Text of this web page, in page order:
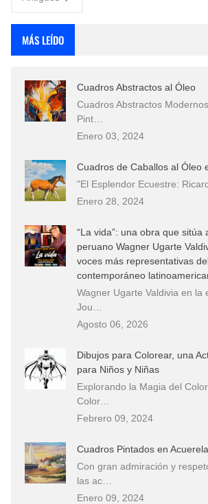
MÁS LEÍDO
Cuadros Abstractos al Óleo
Cuadros Abstractos
Pint…
Enero 03, 2024
Cuadros de Caballos al Óleo
"El Esplendor Ecuestre:
Enero 28, 2024
“La vida”: una obra que sitúa
peruano Wagner Ugarte
voces más representativas
contemporáneo
Wagner Ugarte Valdivia en la
Jou…
Agosto 06, 2026
Dibujos para Colorear, una
para Niños y Niñas
Explorando la Magia del
Color…
Febrero 09, 2024
Cuadros Pintados en Acuerela
Con gran admiración y
las ac…
Enero 09, 2024